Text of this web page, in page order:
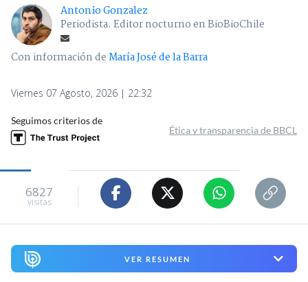
Antonio Gonzalez
Periodista. Editor nocturno en BioBioChile
Con información deMaría José de la Barra
Viernes 07 Agosto, 2026 | 22:32
Seguimos criterios de
Ética y transparencia de BBCL
6827
visitas
VER RESUMEN